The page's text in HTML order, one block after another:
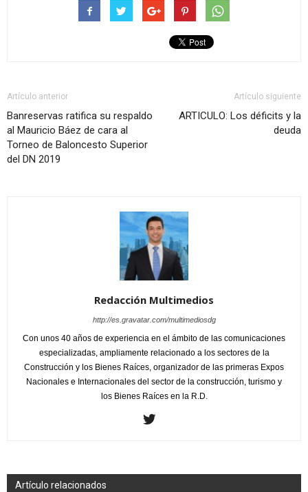
Artículo anterior
Banreservas ratifica su respaldo
al Mauricio Báez de cara al
Torneo de Baloncesto Superior
del DN 2019
Artículo siguiente
ARTICULO: Los déficits y la
deuda
Redacción Multimedios
http://es.gravatar.com/multimediosdg
Con unos 40 años de experiencia en el ámbito de las comunicaciones
especializadas, ampliamente relacionado a los sectores de la
Construcción y los Bienes Raíces, organizador de las primeras Expos
Nacionales e Internacionales del sector de la construcción, turismo y
los Bienes Raíces en la R.D.
Artículo relacionados